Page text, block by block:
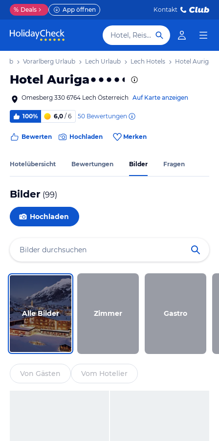
% Deals App öffnen Kontakt
Hotel, Reiseziel
Vorarlberg Urlaub Lech Urlaub Lech Hotels Hotel Auriga
Hotel Auriga
Omesberg 330 6764 Lech Österreich Auf Karte anzeigen
100% 6,0 / 6 50 Bewertungen
Bewerten Hochladen Merken
Hotelübersicht Bewertungen Bilder Fragen
Bilder (99)
Hochladen
Alle Bilder Zimmer Gastro
Von Gästen Vom Hotelier